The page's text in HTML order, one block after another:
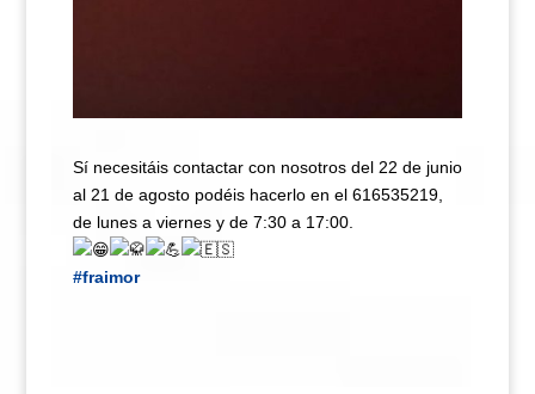
Sí necesitáis contactar con nosotros del 22 de junio
al 21 de agosto podéis hacerlo en el 616535219,
de lunes a viernes y de 7:30 a 17:00.
#fraimor